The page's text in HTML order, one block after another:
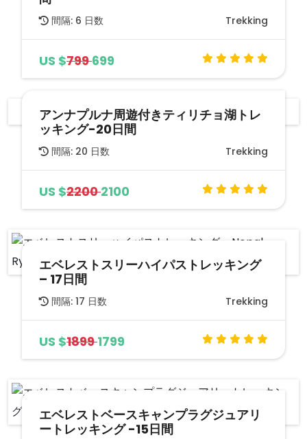
間隔: 6 日数 Trekking
US $799699
アンナプルナ周遊付きティリチョ湖トレ
ッキング-20日間
間隔: 20 日数 Trekking
US $22002100
エベレストスリーハイパストレッキング
– 17日間
間隔: 17 日数 Trekking
US $18991799
エベレストベースキャンプラグジュアリ
ートレッキング -15日間